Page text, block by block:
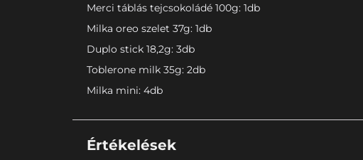
Merci táblás tejcsokoládé 100g: 1db
Milka oreo szelet 37g: 1db
Duplo stick 18,2g: 3db
Toblerone milk 35g: 2db
Milka mini: 4db
Értékelések